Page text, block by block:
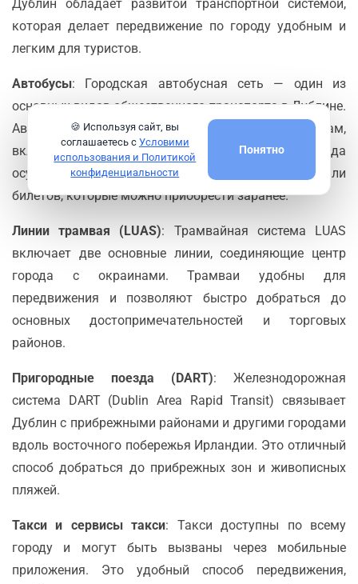
Дублин обладает развитой транспортной системой,
которая делает передвижение по городу удобным и
легким для туристов.
Автобусы: Городская автобусная сеть — один из
основных видов общественного транспорта в Дублине.
Автобусы курсируют по всему городу и пригородам,
включая маршруты до аэропорта. Оплата проезда
осуществляется с помощью бесконтактных карт или
билетов, которые можно приобрести заранее.
Линии трамвая (LUAS): Трамвайная система LUAS
включает две основные линии, соединяющие центр
города с окраинами. Трамваи удобны для
передвижения и позволяют быстро добраться до
основных достопримечательностей и торговых
районов.
Пригородные поезда (DART): Железнодорожная
система DART (Dublin Area Rapid Transit) связывает
Дублин с прибрежными районами и другими городами
вдоль восточного побережья Ирландии. Это отличный
способ добраться до прибрежных зон и живописных
пляжей.
Такси и сервисы такси: Такси доступны по всему
городу и могут быть вызваны через мобильные
приложения. Это удобный способ передвижения,
🍪 Используя сайт, вы
соглашаетесь с Условими
использования и Политикой
конфиденциальности
Понятно